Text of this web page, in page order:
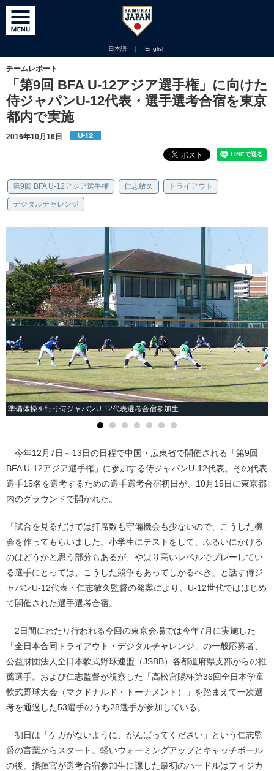
日本語 ｜ English
チームレポート
「第9回 BFA U-12アジア選手権」に向けた
侍ジャパンU-12代表・選手選考合宿を東京
都内で実施
2016年10月16日
第9回 BFA U-12アジア選手権 仁志敏久 トライアウト
デジタルチャレンジ
準備体操を行う侍ジャパンU-12代表選考合宿参加生
今年12月7日～13日の日程で中国・広東省で開催される「第9回
BFA U-12アジア選手権」に参加する侍ジャパンU-12代表。その代表
選手15名を選考するための選手選考合宿初日が、10月15日に東京都
内のグラウンドで開かれた。
「試合を見るだけでは打席数も守備機会も少ないので、こうした機
会を作ってもらいました。小学生にテストをして、ふるいにかける
のはどうかと思う部分もあるが、やはり高いレベルでプレーしてい
る選手にとっては、こうした競争もあってしかるべき」と話す侍ジ
ャパンU-12代表・仁志敏久監督の発案により、U-12世代でははじめ
て開催された選手選考合宿。
2日間にわたり行われる今回の東京会場では今年7月に実施した
「全日本合同トライアウト・デジタルチャレンジ」の一般応募者、
公益財団法人全日本軟式野球連盟（JSBB）各都道府県支部からの推
薦選手。および仁志監督が視察した「高松宮賜杯第36回全日本学童
軟式野球大会（マクドナルド・トーナメント）」を踏まえて一次選
考を通過した53選手のうち28選手が参加している。
初日は「ケガがないように、がんばってください」という仁志監
督の言葉からスタート。軽いウォーミングアップとキャッチボール
の後、指揮官が選考合宿参加生に課した最初のハードルはフィジカ